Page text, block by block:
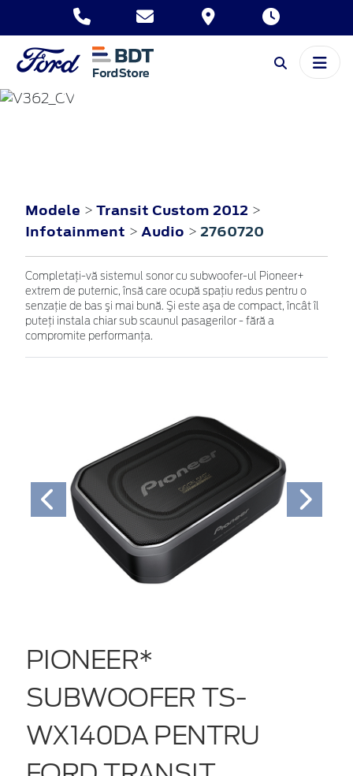
TRANSIT CUSTOM
Modele > Transit Custom 2012 >
Infotainment > Audio > 2760720
Completaţi-vă sistemul sonor cu subwoofer-ul Pioneer+
extrem de puternic, însă care ocupă spaţiu redus pentru o
senzaţie de bas şi mai bună. Şi este aşa de compact, încât îl
puteţi instala chiar sub scaunul pasagerilor - fără a
compromite performanţa.
PIONEER*
SUBWOOFER TS-
WX140DA PENTRU